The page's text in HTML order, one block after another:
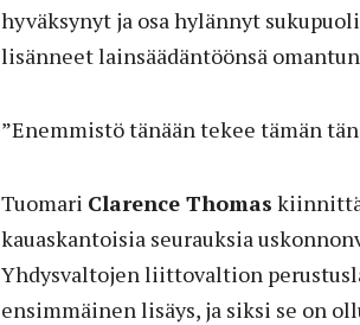
hyväksynyt ja osa hylännyt
lisänneet lainsäädäntöönsä
”Enemmistö tänään tekee tämän
Tuomari Clarence Thomas
kauaskantoisia seurauksia
Yhdysvaltojen liittovaltion
ensimmäinen lisäys, ja siksi se on